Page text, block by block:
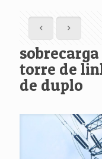
torre de
de duplo